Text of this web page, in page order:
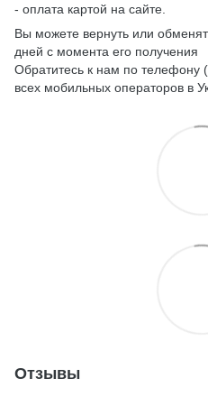
- оплата картой на сайте.
Вы можете вернуть или
дней с момента его получения
Обратитесь к нам по телефону
всех мобильных операторов в
Отзывы